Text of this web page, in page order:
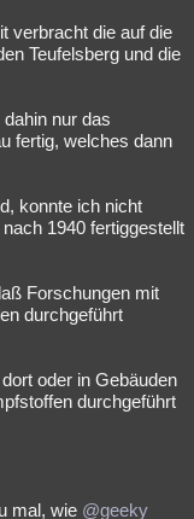
verbracht die auf die
Teufelsberg und die
nur das
fertig, welches dann
konnte ich nicht
1940 fertiggestellt
Forschungen mit
durchgeführt
oder in Gebäuden
durchgeführt
mal, wie @geeky